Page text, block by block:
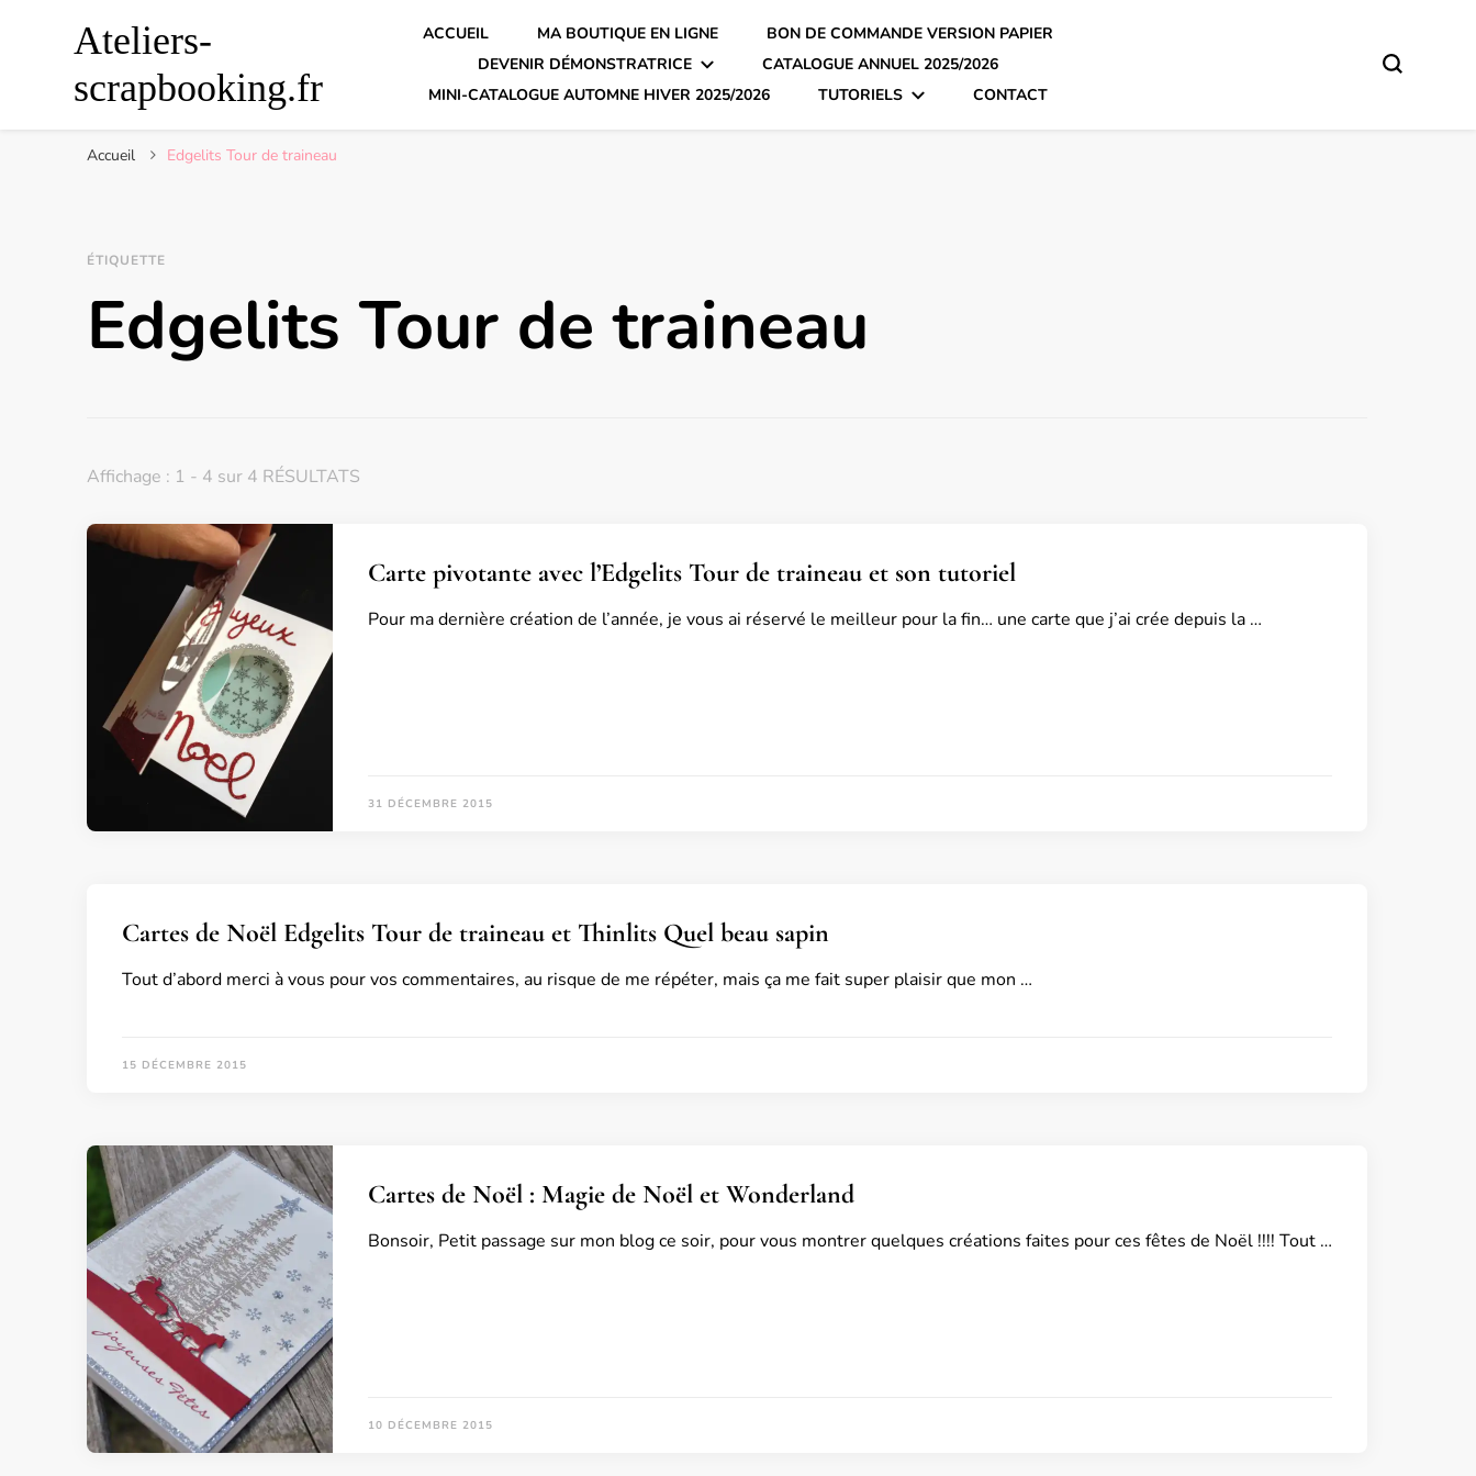
Ateliers-
scrapbooking.fr
ACCUEIL MA BOUTIQUE EN LIGNE
BON DE COMMANDE VERSION PAPIER
DEVENIR DÉMONSTRATRICE
CATALOGUE ANNUEL 2025/2026
MINI-CATALOGUE AUTOMNE HIVER 2025/2026
TUTORIELS CONTACT
Accueil Edgelits Tour de traineau
ÉTIQUETTE
Edgelits Tour de traineau
Affichage : 1 - 4 sur 4 RÉSULTATS
Carte pivotante avec l’Edgelits Tour de traineau et son tutoriel
Pour ma dernière création de l’année, je vous ai réservé le meilleur pour la fin… une carte que j’ai crée depuis la …
31 DÉCEMBRE 2015
Cartes de Noël Edgelits Tour de traineau et Thinlits Quel beau sapin
Tout d’abord merci à vous pour vos commentaires, au risque de me répéter, mais ça me fait super plaisir que mon …
15 DÉCEMBRE 2015
Cartes de Noël : Magie de Noël et Wonderland
Bonsoir, Petit passage sur mon blog ce soir, pour vous montrer quelques créations faites pour ces fêtes de Noël !!!! Tout …
10 DÉCEMBRE 2015